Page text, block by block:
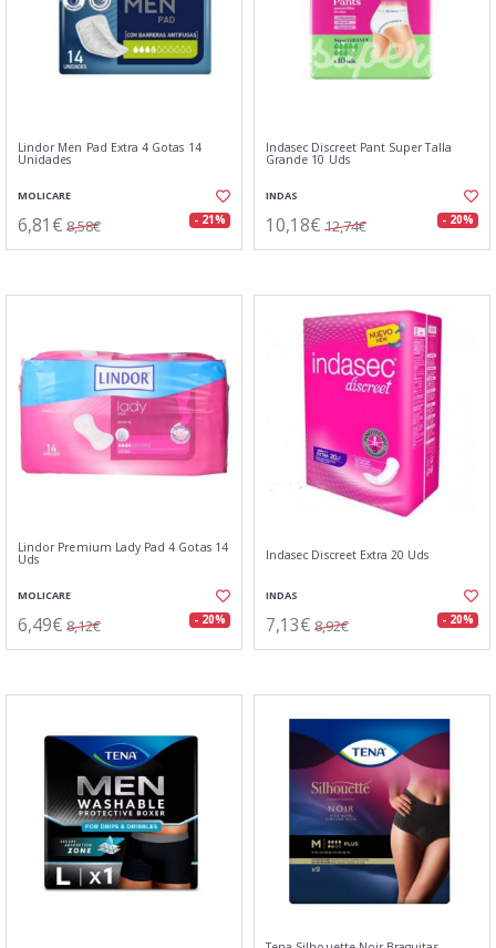
Lindor Men Pad Extra 4 Gotas 14
Unidades
MOLICARE
6,81€ 8,58€ - 21%
Indasec Discreet Pant Super Talla
Grande 10 Uds
INDAS
10,18€ 12,74€ - 20%
Lindor Premium Lady Pad 4 Gotas 14
Uds
MOLICARE
6,49€ 8,12€ - 20%
Indasec Discreet Extra 20 Uds
INDAS
7,13€ 8,92€ - 20%